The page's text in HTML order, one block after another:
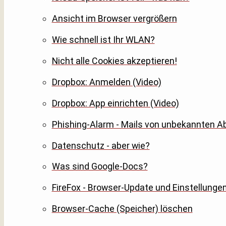
Ansicht im Browser vergrößern
Wie schnell ist Ihr WLAN?
Nicht alle Cookies akzeptieren!
Dropbox: Anmelden (Video)
Dropbox: App einrichten (Video)
Phishing-Alarm - Mails von unbekannten
Datenschutz - aber wie?
Was sind Google-Docs?
FireFox - Browser-Update und
Browser-Cache (Speicher) löschen